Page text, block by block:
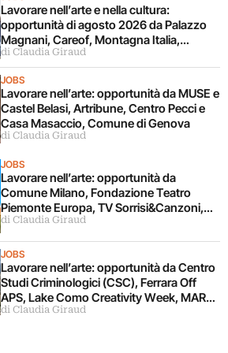
Lavorare nell’arte e nella cultura:
opportunità di agosto 2026 da Palazzo
Magnani, Careof, Montagna Italia,
Fondazione CR Firenze
di Claudia Giraud
JOBS
Lavorare nell’arte: opportunità da MUSE e
Castel Belasi, Artribune, Centro Pecci e
Casa Masaccio, Comune di Genova
di Claudia Giraud
JOBS
Lavorare nell’arte: opportunità da
Comune Milano, Fondazione Teatro
Piemonte Europa, TV Sorrisi&Canzoni,
Fondazione Alghero
di Claudia Giraud
JOBS
Lavorare nell’arte: opportunità da Centro
Studi Criminologici (CSC), Ferrara Off
APS, Lake Como Creativity Week, MART,
Viscontea Casa d’Aste
di Claudia Giraud